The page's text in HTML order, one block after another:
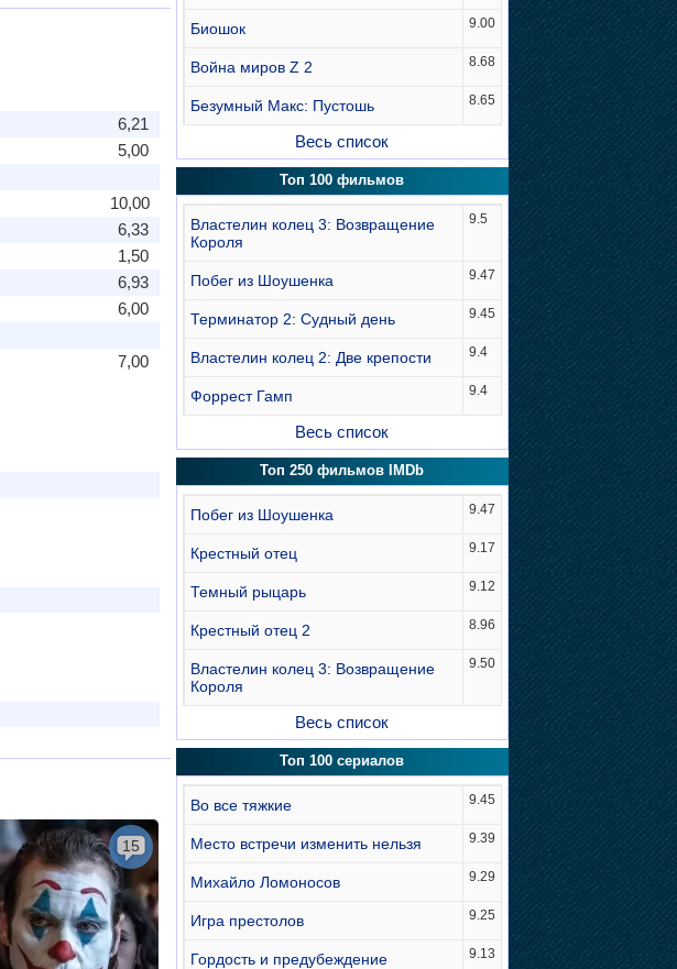
6,21
5,00
10,00
6,33
1,50
6,93
6,00
7,00
15
Биошок 9.00
Война миров Z 2 8.68
Безумный Макс: Пустошь 8.65
Весь список
Топ 100 фильмов
Властелин колец 3: Возвращение
Короля
9.5
Побег из Шоушенка 9.47
Терминатор 2: Судный день 9.45
Властелин колец 2: Две крепости 9.4
Форрест Гамп 9.4
Весь список
Топ 250 фильмов IMDb
Побег из Шоушенка 9.47
Крестный отец 9.17
Темный рыцарь 9.12
Крестный отец 2 8.96
Властелин колец 3: Возвращение
Короля
9.50
Весь список
Топ 100 сериалов
Во все тяжкие 9.45
Место встречи изменить нельзя 9.39
Михайло Ломоносов 9.29
Игра престолов 9.25
Гордость и предубеждение 9.13